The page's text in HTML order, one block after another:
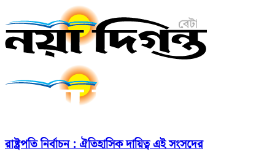
রাষ্ট্রপতি নির্বাচন : ঐতিহাসিক দায়িত্ব এই সংসদের